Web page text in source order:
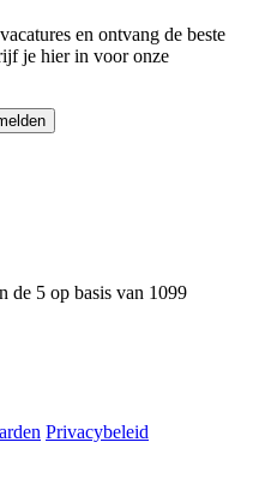
en ontvang de beste
je hier in voor onze
de 5 op basis van 1099
Privacybeleid